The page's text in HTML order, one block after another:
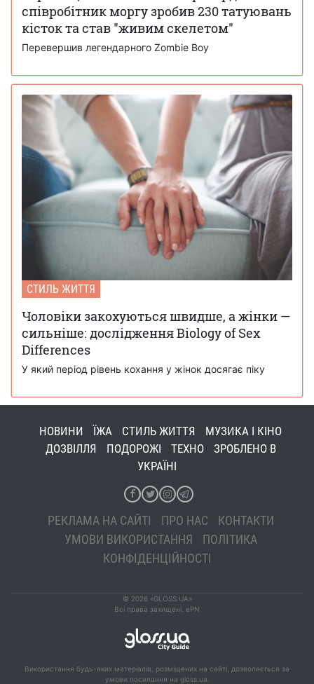
співробітник моргу зробив 230 татуювань
кісток та став "живим скелетом"
Перевершив легендарного Zombie Boy
СТИЛЬ ЖИТТЯ
Чоловіки закохуються швидше, а жінки —
сильніше: дослідження Biology of Sex
Differences
У який період рівень кохання у жінок досягає піку
НОВИНИ ЇЖА СТИЛЬ ЖИТТЯ
МУЗИКА І КІНО
ДОЗВІЛЛЯ
ПОДОРОЖІ ТЕХНО
ЗРОБЛЕНО В
УКРАЇНІ
РЕКЛАМА НА САЙТІ ПРО НАС
КОНТАКТИ
УМОВИ ВИКОРИСТАННЯ
ПОЛІТИКА
КОНФІДЕНЦІЙНОСТІ
© 2026 «GLOSS.UA»
Всі права захищені. ePN
Використання будь-яких матеріалів, розміщених на сайті, дозволяється за
умови посилання на gloss.ua.